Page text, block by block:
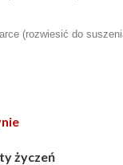
(rozwiesić do
życzeń